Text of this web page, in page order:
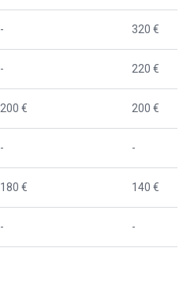
- 320 €
- 220 €
200 € 200 €
- -
180 € 140 €
- -